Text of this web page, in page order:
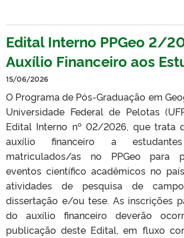
Edital Interno PPGeo 2/
Auxílio Financeiro aos
15/06/2026
O Programa de Pós-Graduação em
Universidade Federal de Pelotas
Edital Interno nº 02/2026, que trata
auxílio financeiro a estudantes
matriculados/as no PPGeo para
eventos científico acadêmicos no
atividades de pesquisa de
dissertação e/ou tese. As inscrições
do auxílio financeiro deverão
publicação deste Edital, em fluxo